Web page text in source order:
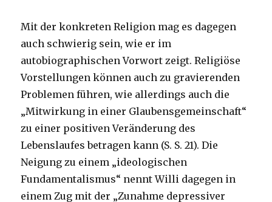
Mit der konkreten Religion mag es dagegen
auch schwierig sein, wie er im
autobiographischen Vorwort zeigt. Religiöse
Vorstellungen können auch zu gravierenden
Problemen führen, wie allerdings auch die
„Mitwirkung in einer Glaubensgemeinschaft“
zu einer positiven Veränderung des
Lebenslaufes betragen kann (S. S. 21). Die
Neigung zu einem „ideologischen
Fundamentalismus“ nennt Willi dagegen in
einem Zug mit der „Zunahme depressiver